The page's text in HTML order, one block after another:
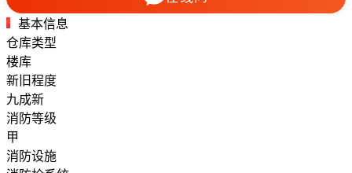
基本信息
仓库类型
楼库
新旧程度
九成新
消防等级
甲
消防设施